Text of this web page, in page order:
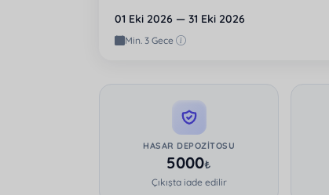
01 Eki 2026 — 31 Eki 2026
Min. 3 Gece
HASAR DEPOZITOSU
5000₺
Çıkışta iade edilir